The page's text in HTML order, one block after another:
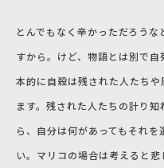
とんでもなく辛かっただろう
すから。けど、物語とは別で
本的に自殺は残された人たち
ます。残された人たちの計り
ら、自分は何があってもそれ
い。マリコの場合は考えると